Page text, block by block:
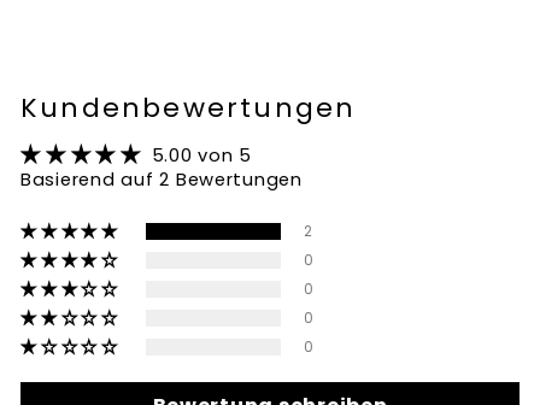
Kundenbewertungen
5.00 von 5
Basierend auf 2 Bewertungen
2
0
0
0
0